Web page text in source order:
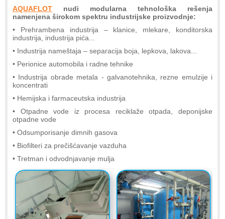
AQUAFLOT nudi modularna tehnološka rešenja
namenjena širokom spektru industrijske proizvodnje:
• Prehrambena industrija – klanice, mlekare, konditorska
industrija, industrija pića...
• Industrija nameštaja – separacija boja, lepkova, lakova...
• Perionice automobila i radne tehnike
• Industrija obrade metala - galvanotehnika, rezne emulzije i
koncentrati
• Hemijska i farmaceutska industrija
• Otpadne vode iz procesa reciklaže otpada, deponijske
otpadne vode
• Odsumporisanje dimnih gasova
• Biofilteri za prečišćavanje vazduha
• Tretman i odvodnjavanje mulja